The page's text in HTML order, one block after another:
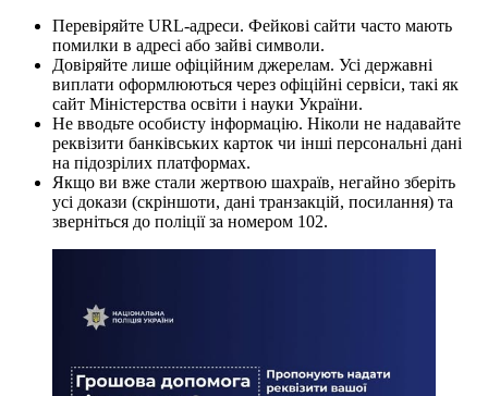
Перевіряйте URL-адреси. Фейкові сайти часто мають
помилки в адресі або зайві символи.
Довіряйте лише офіційним джерелам. Усі державні
виплати оформлюються через офіційні сервіси, такі як
сайт Міністерства освіти і науки України.
Не вводьте особисту інформацію. Ніколи не надавайте
реквізити банківських карток чи інші персональні дані
на підозрілих платформах.
Якщо ви вже стали жертвою шахраїв, негайно зберіть
усі докази (скріншоти, дані транзакцій, посилання) та
зверніться до поліції за номером 102.